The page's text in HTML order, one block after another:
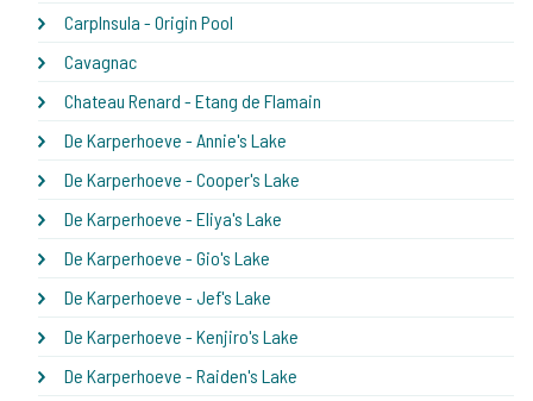
CarpInsula - Origin Pool
Cavagnac
Chateau Renard - Etang de Flamain
De Karperhoeve - Annie's Lake
De Karperhoeve - Cooper's Lake
De Karperhoeve - Eliya's Lake
De Karperhoeve - Gio's Lake
De Karperhoeve - Jef's Lake
De Karperhoeve - Kenjiro's Lake
De Karperhoeve - Raiden's Lake